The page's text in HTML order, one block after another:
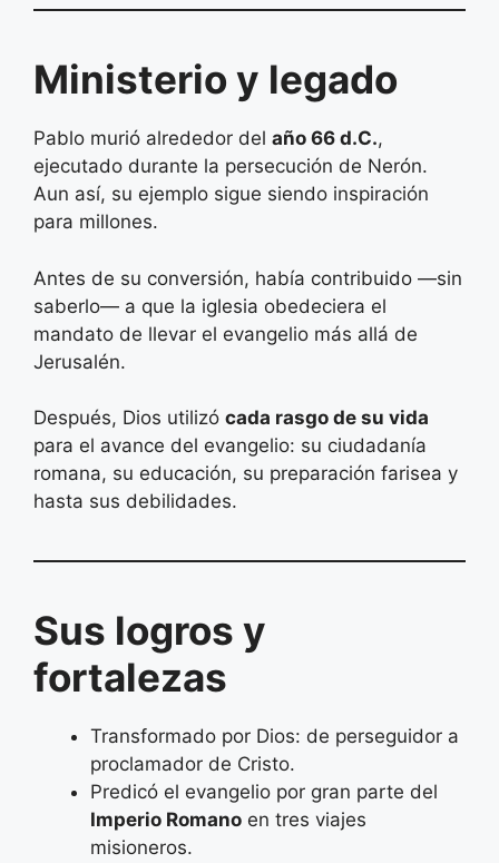
Ministerio y legado
Pablo murió alrededor del año 66 d.C.,
ejecutado durante la persecución de Nerón.
Aun así, su ejemplo sigue siendo inspiración
para millones.
Antes de su conversión, había contribuido —sin
saberlo— a que la iglesia obedeciera el
mandato de llevar el evangelio más allá de
Jerusalén.
Después, Dios utilizó cada rasgo de su vida
para el avance del evangelio: su ciudadanía
romana, su educación, su preparación farisea y
hasta sus debilidades.
Sus logros y
fortalezas
Transformado por Dios: de perseguidor a
proclamador de Cristo.
Predicó el evangelio por gran parte del
Imperio Romano en tres viajes
misioneros.